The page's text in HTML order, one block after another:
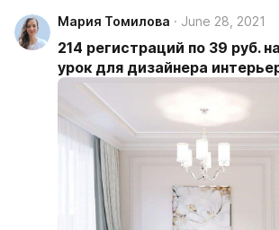
Мария Томилова June 28, 2021
214 регистраций по 39 руб.
урок для дизайнера